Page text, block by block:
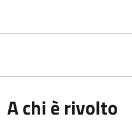
A chi è rivolto